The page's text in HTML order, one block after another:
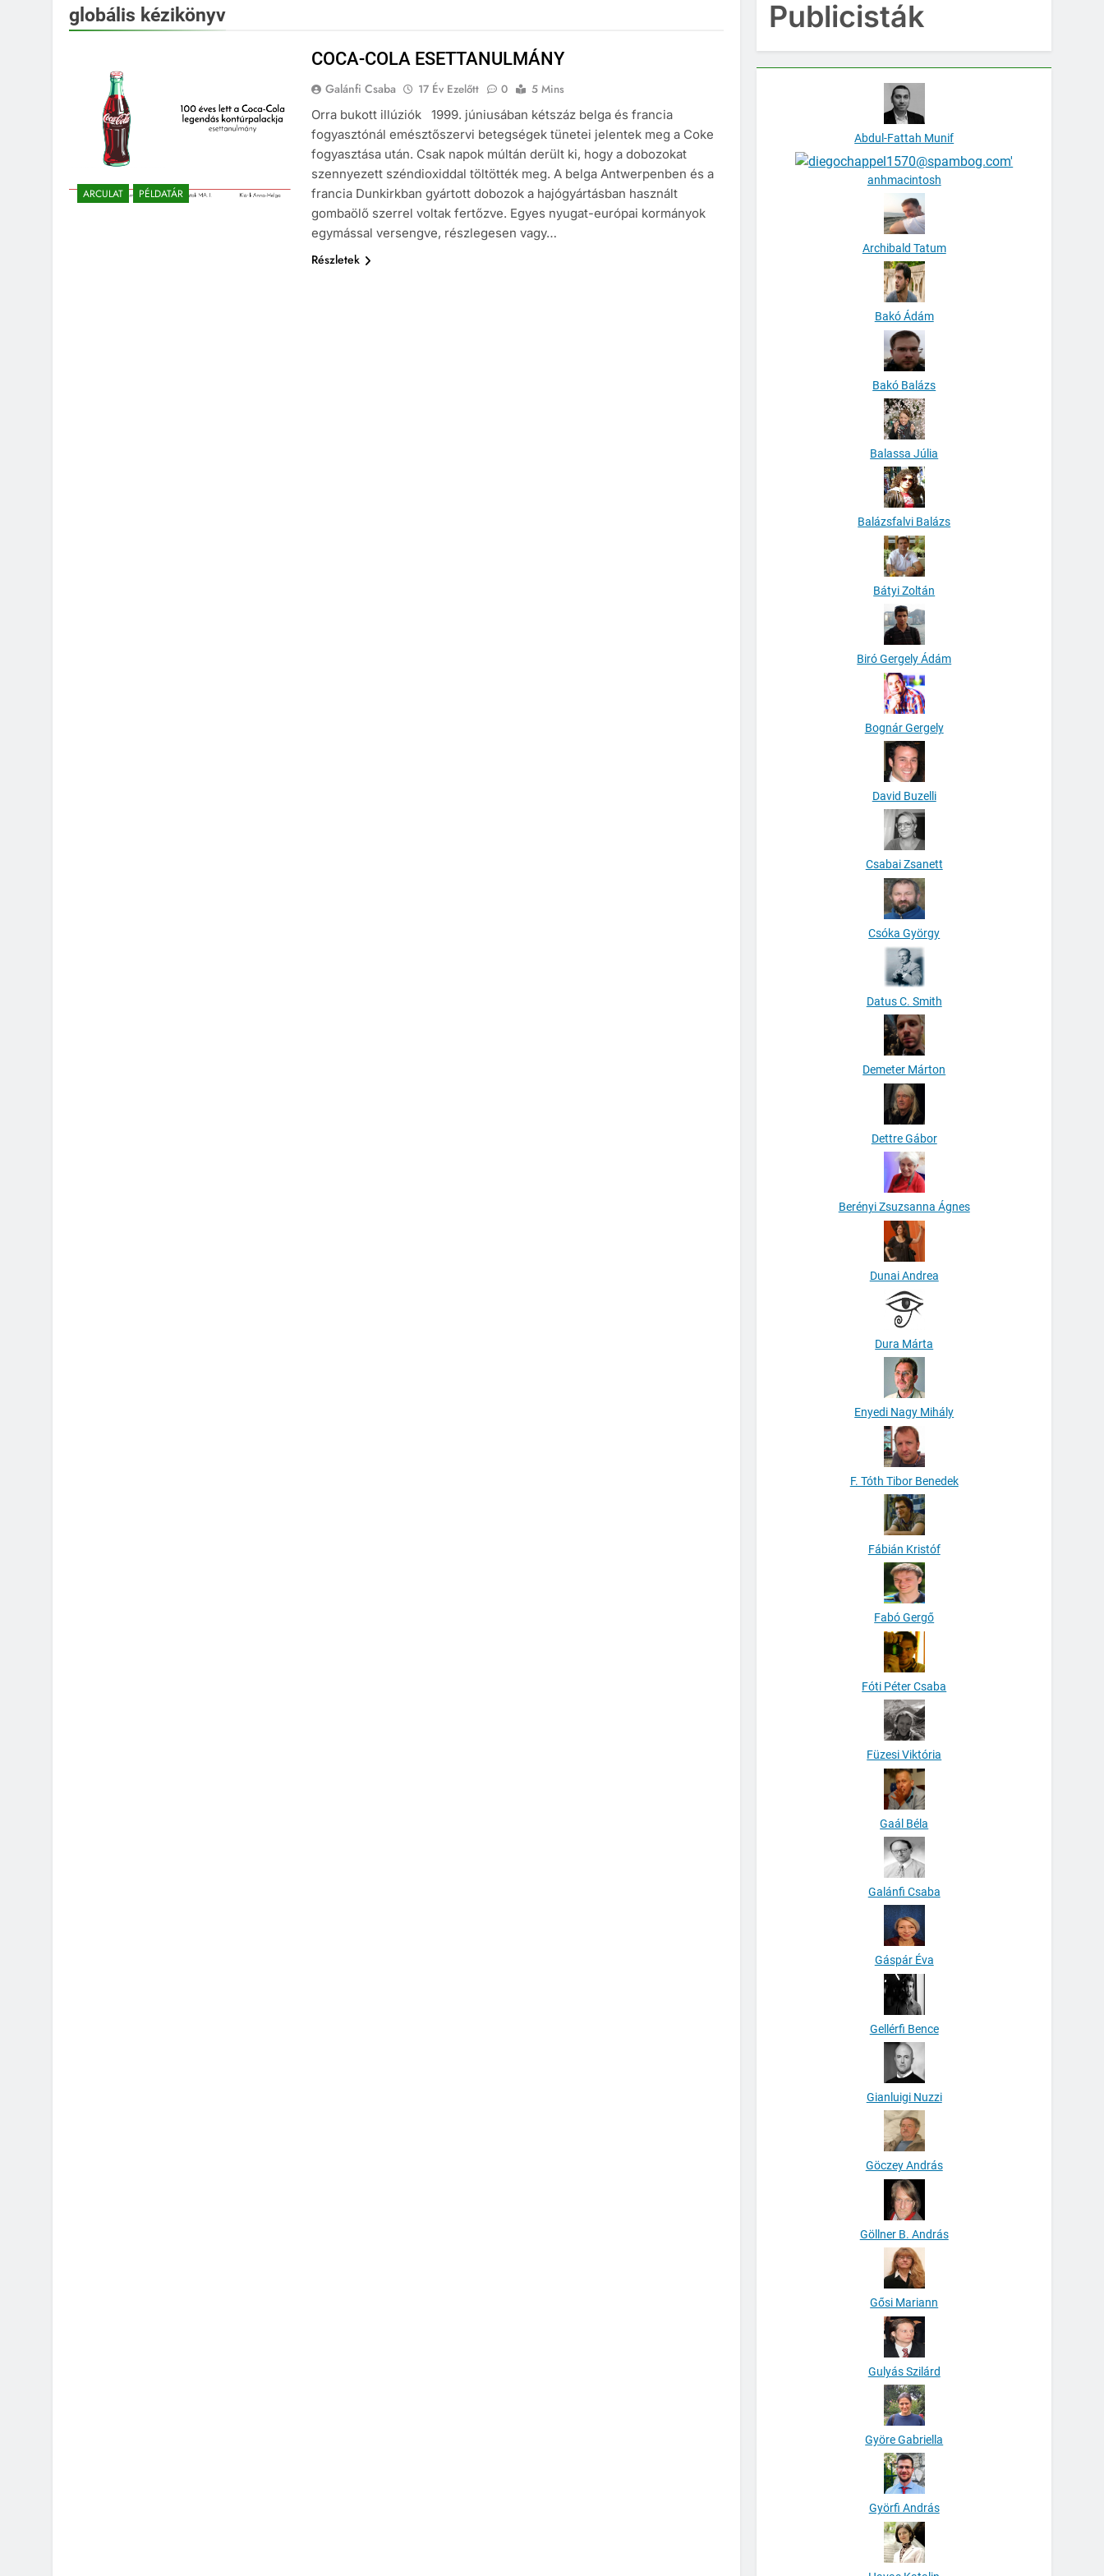
globális kézikönyv
ARCULAT PÉLDATÁR
COCA-COLA ESETTANULMÁNY
Galánfi Csaba 17 Év Ezelőtt 0
5 Mins
Orra bukott illúziók 1999. júniusában kétszáz belga és francia
fogyasztónál emésztőszervi betegségek tünetei jelentek meg a Coke
fogyasztása után. Csak napok múltán derült ki, hogy a dobozokat
szennyezett széndioxiddal töltötték meg. A belga Antwerpenben és a
francia Dunkirkban gyártott dobozok a hajógyártásban használt
gombaölő szerrel voltak fertőzve. Egyes nyugat-európai kormányok
egymással versengve, részlegesen vagy…
Részletek
Publicisták
Abdul-Fattah Munif
anhmacintosh
Archibald Tatum
Bakó Ádám
Bakó Balázs
Balassa Júlia
Balázsfalvi Balázs
Bátyi Zoltán
Biró Gergely Ádám
Bognár Gergely
David Buzelli
Csabai Zsanett
Csóka György
Datus C. Smith
Demeter Márton
Dettre Gábor
Berényi Zsuzsanna Ágnes
Dunai Andrea
Dura Márta
Enyedi Nagy Mihály
F. Tóth Tibor Benedek
Fábián Kristóf
Fabó Gergő
Fóti Péter Csaba
Füzesi Viktória
Gaál Béla
Galánfi Csaba
Gáspár Éva
Gellérfi Bence
Gianluigi Nuzzi
Göczey András
Göllner B. András
Gősi Mariann
Gulyás Szilárd
Györe Gabriella
Györfi András